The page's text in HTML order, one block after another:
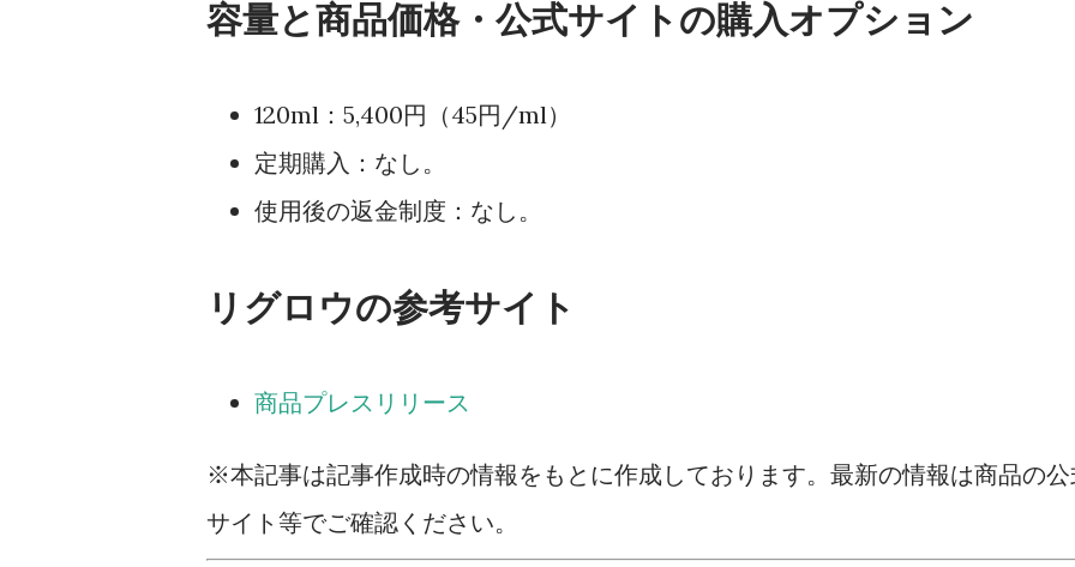
容量と商品価格・公式サイトの購入オプション
120ml：5,400円（45円/ml）
定期購入：なし。
使用後の返金制度：なし。
リグロウの参考サイト
商品プレスリリース
※本記事は記事作成時の情報をもとに作成しております。最新の情報は商品の
サイト等でご確認ください。